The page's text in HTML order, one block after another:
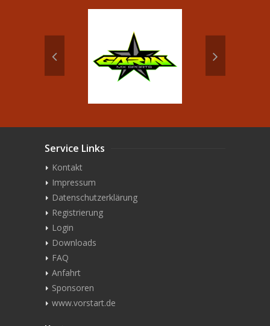
Service Links
Kontakt
Impressum
Datenschutzerklärung
Registrierung
Login
Downloads
FAQ
Anfahrt
Sponsoren
www.vorstart.de